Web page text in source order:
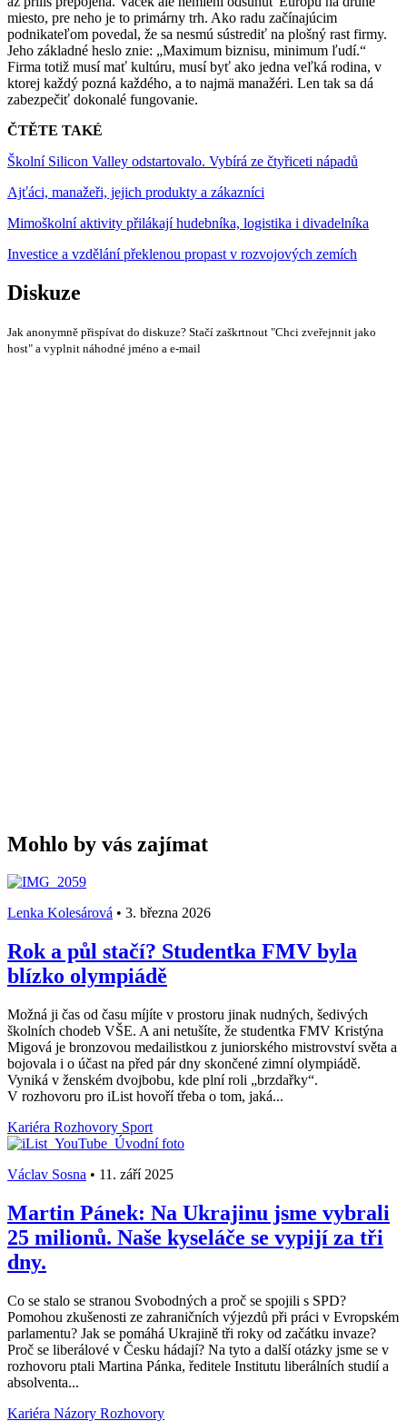
miesto, pre neho je to primárny trh. Ako radu začínajúcim
podnikateľom povedal, že sa nesmú sústrediť na plošný rast firmy.
Jeho základné heslo znie: „Maximum biznisu, minimum ľudí.“
Firma totiž musí mať kultúru, musí byť ako jedna veľká rodina, v
ktorej každý pozná každého, a to najmä manažéri. Len tak sa dá
zabezpečiť dokonalé fungovanie.
ČTĚTE TAKÉ
Školní Silicon Valley odstartovalo. Vybírá ze čtyřiceti nápadů
Ajťáci, manažeři, jejich produkty a zákazníci
Mimoškolní aktivity přilákají hudebníka, logistika i divadelníka
Investice a vzdělání překlenou propast v rozvojových zemích
Diskuze
Jak anonymně přispívat do diskuze? Stačí zaškrtnout "Chci zveřejnnit jako
host" a vyplnit náhodné jméno a e-mail
Mohlo by vás zajímat
Lenka Kolesárová • 3. března 2026
Rok a půl stačí? Studentka FMV byla
blízko olympiádě
Možná ji čas od času míjíte v prostoru jinak nudných, šedivých
školních chodeb VŠE. A ani netušíte, že studentka FMV Kristýna
Migová je bronzovou medailistkou z juniorského mistrovství světa a
bojovala i o účast na před pár dny skončené zimní olympiádě.
Vyniká v ženském dvojbobu, kde plní roli „brzdařky“.
V rozhovoru pro iList hovoří třeba o tom, jaká...
Kariéra Rozhovory Sport
Václav Sosna • 11. září 2025
Martin Pánek: Na Ukrajinu jsme vybrali
25 milionů. Naše kyseláče se vypijí za tři
dny.
Co se stalo se stranou Svobodných a proč se spojili s SPD?
Pomohou zkušenosti ze zahraničních výjezdů při práci v Evropském
parlamentu? Jak se pomáhá Ukrajině tři roky od začátku invaze?
Proč se liberálové v Česku hádají? Na tyto a další otázky jsme se v
rozhovoru ptali Martina Pánka, ředitele Institutu liberálních studií a
absolventa...
Kariéra Názory Rozhovory